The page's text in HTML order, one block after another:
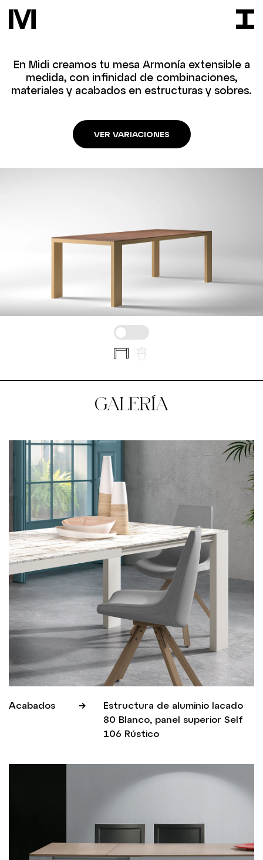
En Midi creamos tu mesa Armonía extensible a
medida, con infinidad de combinaciones,
materiales y acabados en estructuras y sobres.
VER VARIACIONES
GALERÍA
Acabados
Estructura de aluminio lacado
80 Blanco, panel superior Self
106 Rústico